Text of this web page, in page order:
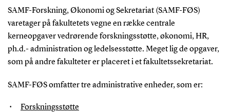
SAMF-Forskning, Økonomi og Sekretariat (SAMF-FØS)
varetager på fakultetets vegne en række centrale
kerneopgaver vedrørende forskningsstøtte, økonomi, HR,
ph.d.- administration og ledelsesstøtte. Meget lig de opgaver,
som på andre fakulteter er placeret i et fakultetssekretariat.
SAMF-FØS omfatter tre administrative enheder, som er:
Forskningsstøtte